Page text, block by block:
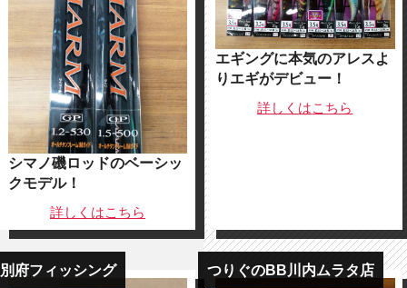
シマノ磯ロッドのベーシッ
クモデル！
詳しくはこちら
エギングに本気のアレスよ
りエギがデビュー！
詳しくはこちら
別府フィッシング つりぐのBB川内ムラタ店